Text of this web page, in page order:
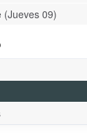
(Jueves 09)